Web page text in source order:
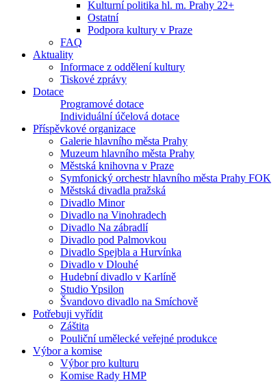
Kulturní politika hl. m. Prahy 22+
Ostatní
Podpora kultury v Praze
FAQ
Aktuality
Informace z oddělení kultury
Tiskové zprávy
Dotace
Programové dotace
Individuální účelová dotace
Příspěvkové organizace
Galerie hlavního města Prahy
Muzeum hlavního města Prahy
Městská knihovna v Praze
Symfonický orchestr hlavního města Prahy FOK
Městská divadla pražská
Divadlo Minor
Divadlo na Vinohradech
Divadlo Na zábradlí
Divadlo pod Palmovkou
Divadlo Spejbla a Hurvínka
Divadlo v Dlouhé
Hudební divadlo v Karlíně
Studio Ypsilon
Švandovo divadlo na Smíchově
Potřebuji vyřídit
Záštita
Pouliční umělecké veřejné produkce
Výbor a komise
Výbor pro kulturu
Komise Rady HMP